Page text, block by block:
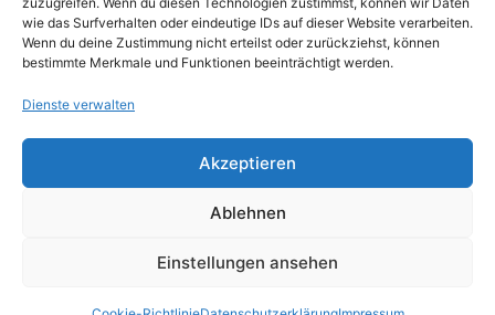
wie das Surfverhalten oder eindeutige IDs auf dieser Website verarbeiten.
Wenn du deine Zustimmung nicht erteilst oder zurückziehst, können
bestimmte Merkmale und Funktionen beeinträchtigt werden.
Dienste verwalten
Akzeptieren
Ablehnen
Einstellungen ansehen
Platz
oder
Haltestelle
Nibelungenplatz/FH
Datenschutzerklärung
Cookie-Richtlinie (EU)